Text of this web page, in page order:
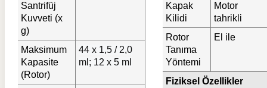
Santrifüj
Kuvveti (x
g)
Maksimum
Kapasite
(Rotor)
44 x 1,5 / 2,0
ml; 12 x 5 ml
Kapak
Kilidi
Motor
tahrikli
Rotor
Tanıma
Yöntemi
El ile
Fiziksel Özellikler